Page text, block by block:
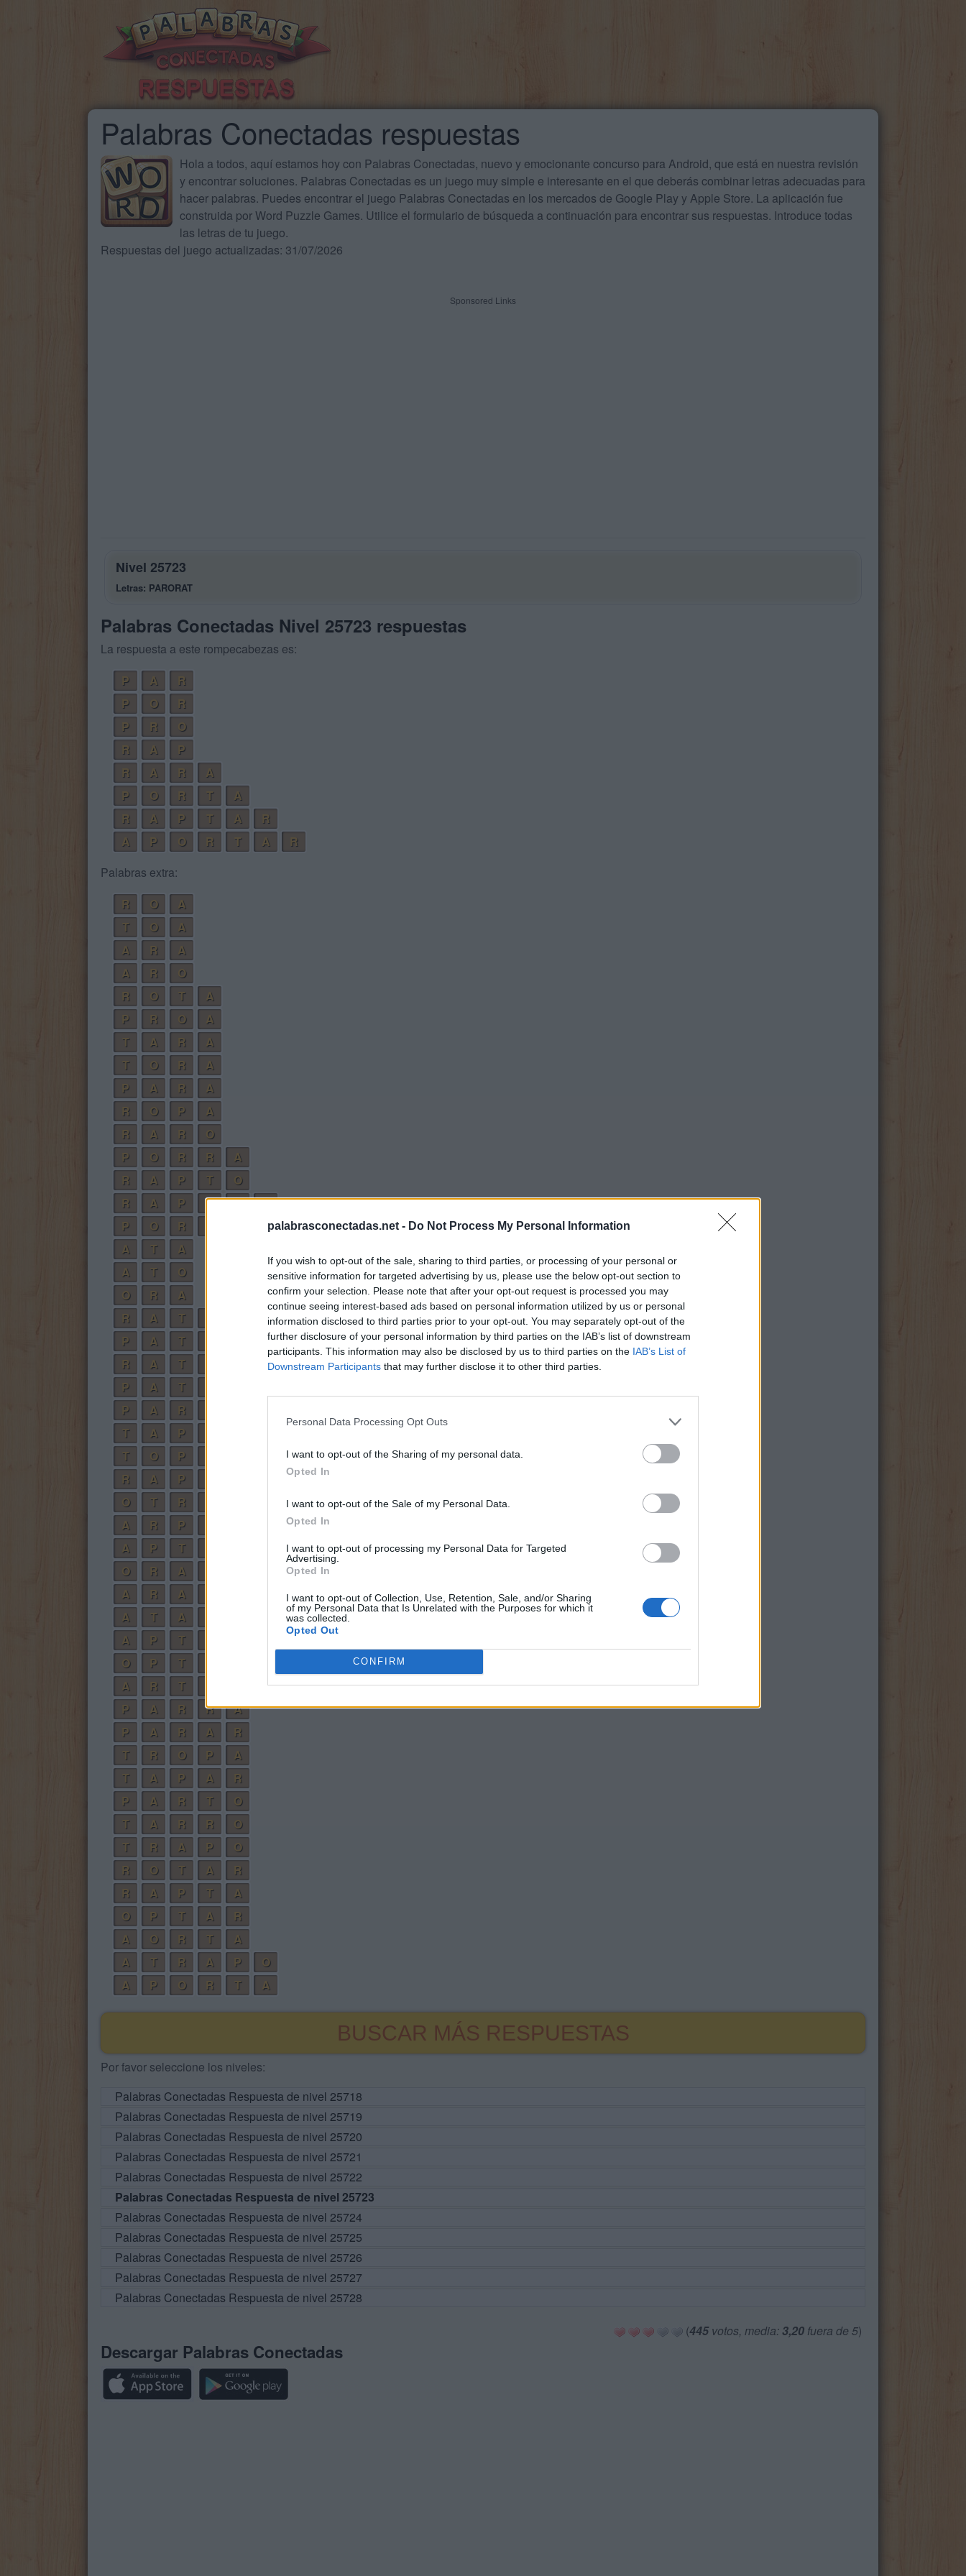
palabrasconectadas.net - Do Not Process My Personal Information
If you wish to opt-out of the sale, sharing to third parties, or processing of your personal or
sensitive information for targeted advertising by us, please use the below opt-out section to
confirm your selection. Please note that after your opt-out request is processed you may
continue seeing interest-based ads based on personal information utilized by us or personal
information disclosed to third parties prior to your opt-out. You may separately opt-out of the
further disclosure of your personal information by third parties on the IAB’s list of downstream
participants. This information may also be disclosed by us to third parties on the IAB’s List of
Downstream Participants that may further disclose it to other third parties.
Personal Data Processing Opt Outs
I want to opt-out of the Sharing of my personal data.
Opted In
I want to opt-out of the Sale of my Personal Data.
Opted In
I want to opt-out of processing my Personal Data for Targeted
Advertising.
Opted In
I want to opt-out of Collection, Use, Retention, Sale, and/or Sharing
of my Personal Data that Is Unrelated with the Purposes for which it
was collected.
Opted Out
CONFIRM
Palabras Conectadas respuestas
Hola a todos, aquí estamos hoy con Palabras Conectadas, nuevo y emocionante concurso para Android, que está en nuestra revisión
y encontrar soluciones. Palabras Conectadas es un juego muy simple e interesante en el que deberás combinar letras adecuadas para
hacer palabras. Puedes encontrar el juego Palabras Conectadas en los mercados de Google Play y Apple Store. La aplicación fue
construida por Word Puzzle Games. Utilice el formulario de búsqueda a continuación para encontrar sus respuestas. Introduce todas
las letras de tu juego.
Respuestas del juego actualizadas: 31/07/2026
Sponsored Links
Nivel 25723
Letras: PARORAT
Palabras Conectadas Nivel 25723 respuestas
La respuesta a este rompecabezas es:
P
A
R
P
O
R
P
R
O
R
A
P
R
A R
A
P
O R T
A
R
A P T A
R
A
P O R T A
R
Palabras extra:
R
O
A
T
O
A
A
R
A
A
R
O
R
O T
A
P
R O
A
T
A R
A
T
O R
A
P
A R
A
R
O P
A
R
A R
O
P
O R R
A
R
A P T
O
R
A P T O
R
P
O R
R
A
T
A
A
T
O
O
R
A
R
A T
P
A T
R
A T
P
A T
P
A R
T
A P
T
O P
R
A P
O
T R
A
R P
A
P T
O
R A
A
R A
A
T A
A
P T
O
P T
A
R T
P
A R R
A
P
A R A
R
T
R O P
A
T
A P A
R
P
A R T
O
T
A R R
O
T
R A P
O
R
O T A
R
R
A P T
A
O
P T A
R
A
O R T
A
A
T R A P
O
A
P O R T A
BUSCAR MÁS RESPUESTAS
Por favor seleccione los niveles:
Palabras Conectadas Respuesta de nivel 25718
Palabras Conectadas Respuesta de nivel 25719
Palabras Conectadas Respuesta de nivel 25720
Palabras Conectadas Respuesta de nivel 25721
Palabras Conectadas Respuesta de nivel 25722
Palabras Conectadas Respuesta de nivel 25723
Palabras Conectadas Respuesta de nivel 25724
Palabras Conectadas Respuesta de nivel 25725
Palabras Conectadas Respuesta de nivel 25726
Palabras Conectadas Respuesta de nivel 25727
Palabras Conectadas Respuesta de nivel 25728
(445votos, media: 3,20 fuera de 5)
Descargar Palabras Conectadas